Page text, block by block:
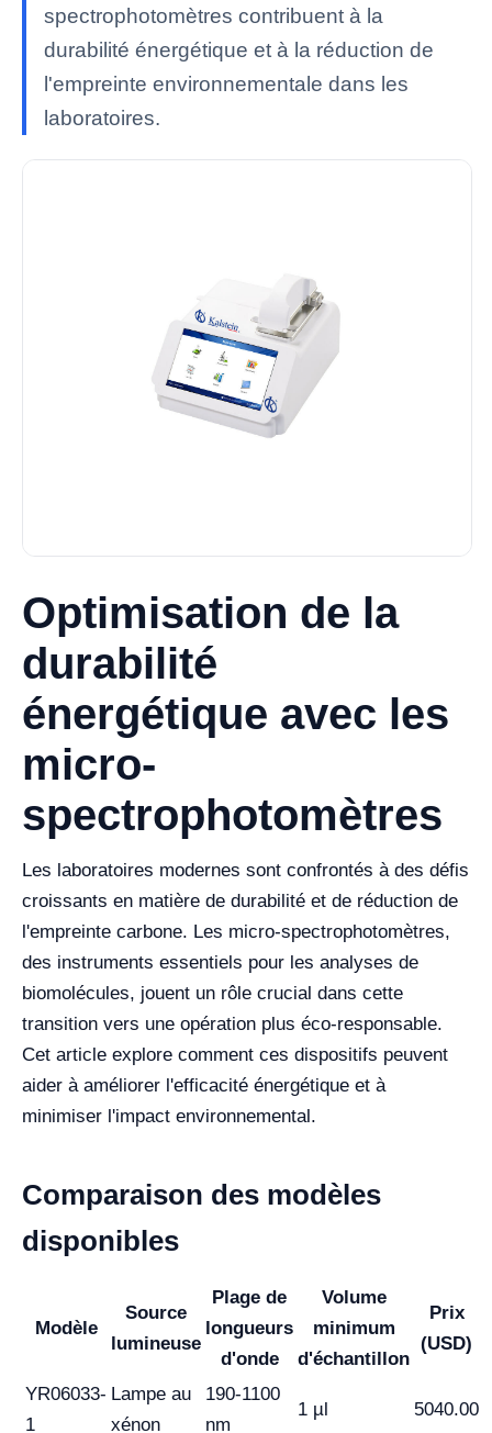
spectrophotomètres contribuent à la
durabilité énergétique et à la réduction de
l'empreinte environnementale dans les
laboratoires.
Optimisation de la
durabilité
énergétique avec les
micro-
spectrophotomètres
Les laboratoires modernes sont confrontés à des défis
croissants en matière de durabilité et de réduction de
l'empreinte carbone. Les micro-spectrophotomètres,
des instruments essentiels pour les analyses de
biomolécules, jouent un rôle crucial dans cette
transition vers une opération plus éco-responsable.
Cet article explore comment ces dispositifs peuvent
aider à améliorer l'efficacité énergétique et à
minimiser l'impact environnemental.
Comparaison des modèles
disponibles
Modèle
Source
lumineuse
Plage de
longueurs
d'onde
Volume
minimum
d'échantillon
Prix
(USD)
YR06033-
1
Lampe au
xénon
190-1100
nm
1 µl 5040.00